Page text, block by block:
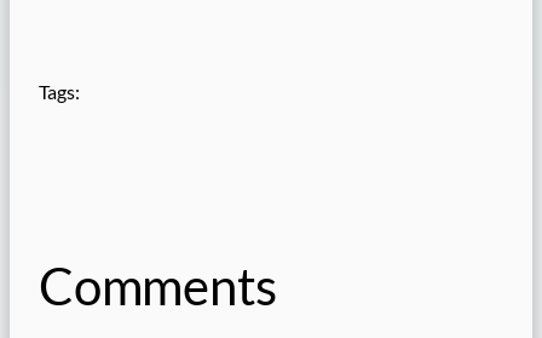
Tags:
Comments